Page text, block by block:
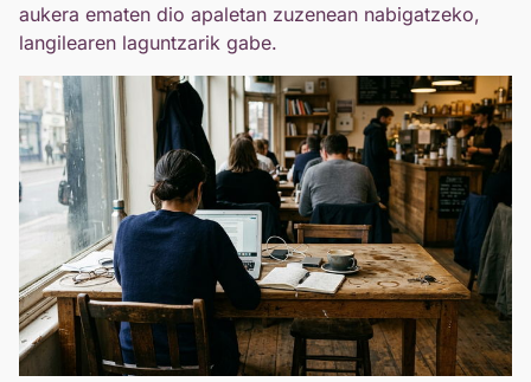
aukera ematen dio apaletan zuzenean nabigatzeko,
langilearen laguntzarik gabe.